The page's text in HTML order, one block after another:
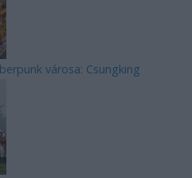
városa: Csungking